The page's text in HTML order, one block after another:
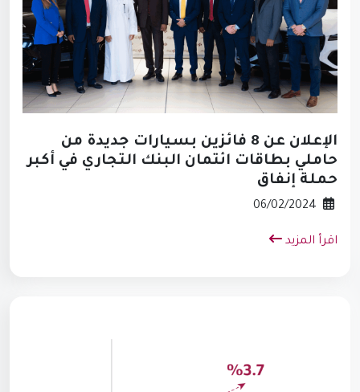
الإعلان عن 8 فائزين بسيارات جديدة من
حاملي بطاقات ائتمان البنك التجاري في أكبر
حملة إنفاق
اقرأ المزيد